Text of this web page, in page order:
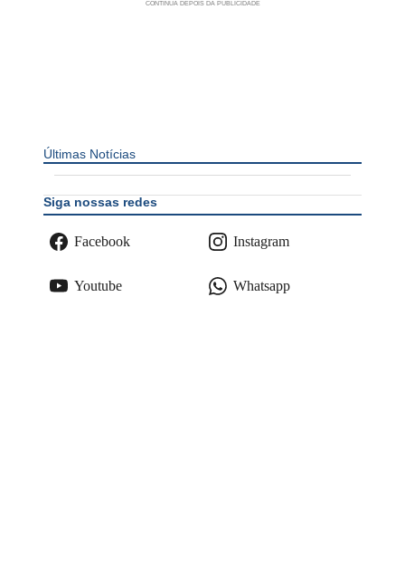
Últimas Notícias
Siga nossas redes
Facebook Instagram
Youtube Whatsapp